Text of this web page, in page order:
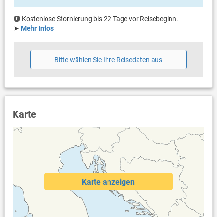
Eigentümer lebt im gleichen Haus
Bettwäsche vorhanden
Handtücher vorhanden
Kostenlose Stornierung bis 22 Tage vor Reisebeginn.
➤ Mehr Infos
Bitte wählen Sie Ihre Reisedaten aus
Karte
Karte anzeigen